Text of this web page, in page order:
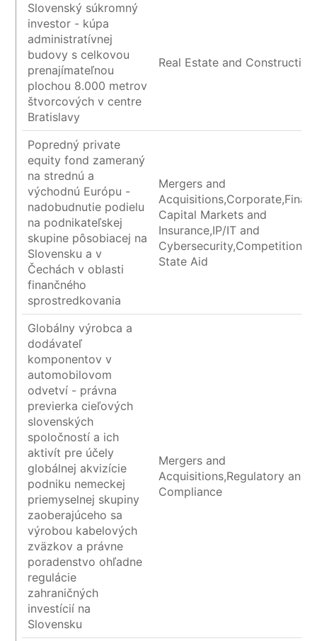
Slovenský súkromný
investor - kúpa
administratívnej
budovy s celkovou
prenajímateľnou
plochou 8.000 metrov
štvorcových v centre
Bratislavy
Real Estate and Construction
Popredný private
equity fond zameraný
na strednú a
východnú Európu -
nadobudnutie podielu
na podnikateľskej
skupine pôsobiacej na
Slovensku a v
Čechách v oblasti
finančného
sprostredkovania
Mergers and
Capital Markets and
Insurance,IP/IT and
Cybersecurity,Competition
State Aid
Globálny výrobca a
dodávateľ
komponentov v
automobilovom
odvetví - právna
previerka cieľových
slovenských
spoločností a ich
aktivít pre účely
globálnej akvizície
podniku nemeckej
priemyselnej skupiny
zaoberajúceho sa
výrobou kabelových
zväzkov a právne
poradenstvo ohľadne
regulácie
zahraničných
investícií na
Slovensku
Mergers and
Acquisitions,Regulatory and
Compliance